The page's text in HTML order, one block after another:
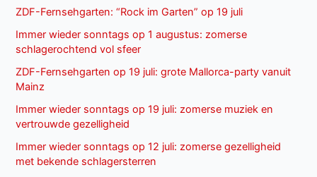
ZDF-Fernsehgarten: “Rock im Garten” op 19 juli
Immer wieder sonntags op 1 augustus: zomerse
schlagerochtend vol sfeer
ZDF-Fernsehgarten op 19 juli: grote Mallorca-party vanuit
Mainz
Immer wieder sonntags op 19 juli: zomerse muziek en
vertrouwde gezelligheid
Immer wieder sonntags op 12 juli: zomerse gezelligheid
met bekende schlagersterren